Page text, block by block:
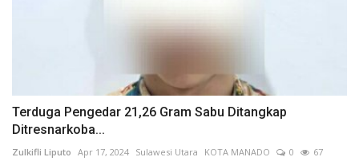
Terduga Pengedar 21,26 Gram Sabu Ditangkap
Ditresnarkoba...
Zulkifli Liputo Apr 17, 2024 Sulawesi Utara KOTA MANADO 0
67